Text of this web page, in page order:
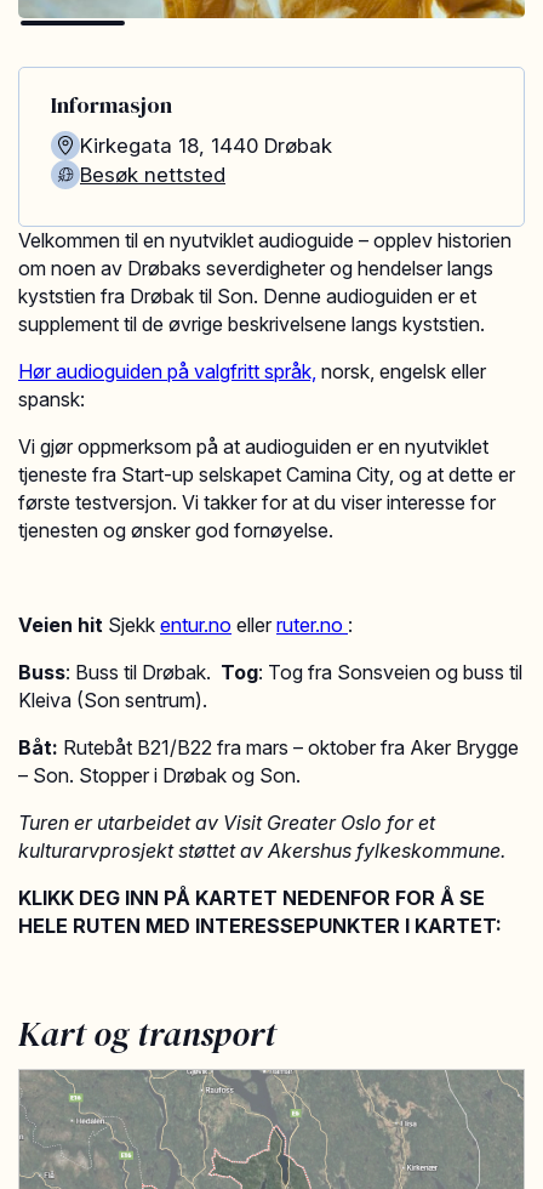
Velkommen til en nyutviklet audioguide – opplev historien
om noen av Drøbaks severdigheter og hendelser langs
kyststien fra Drøbak til Son. Denne audioguiden er et
supplement til de øvrige beskrivelsene langs kyststien.
Hør audioguiden på valgfritt språk, norsk, engelsk eller
spansk:
Vi gjør oppmerksom på at audioguiden er en nyutviklet
tjeneste fra Start-up selskapet Camina City, og at dette er
første testversjon. Vi takker for at du viser interesse for
tjenesten og ønsker god fornøyelse.
Veien hit Sjekk entur.no eller ruter.no :
Buss: Buss til Drøbak. Tog: Tog fra Sonsveien og buss til
Kleiva (Son sentrum).
Båt: Rutebåt B21/B22 fra mars – oktober fra Aker Brygge
– Son. Stopper i Drøbak og Son.
Turen er utarbeidet av Visit Greater Oslo for et
kulturarvprosjekt støttet av Akershus fylkeskommune.
KLIKK DEG INN PÅ KARTET NEDENFOR FOR Å SE
HELE RUTEN MED INTERESSEPUNKTER I KARTET:
Kart og transport
Informasjon
Kirkegata 18, 1440 Drøbak
Besøk nettsted